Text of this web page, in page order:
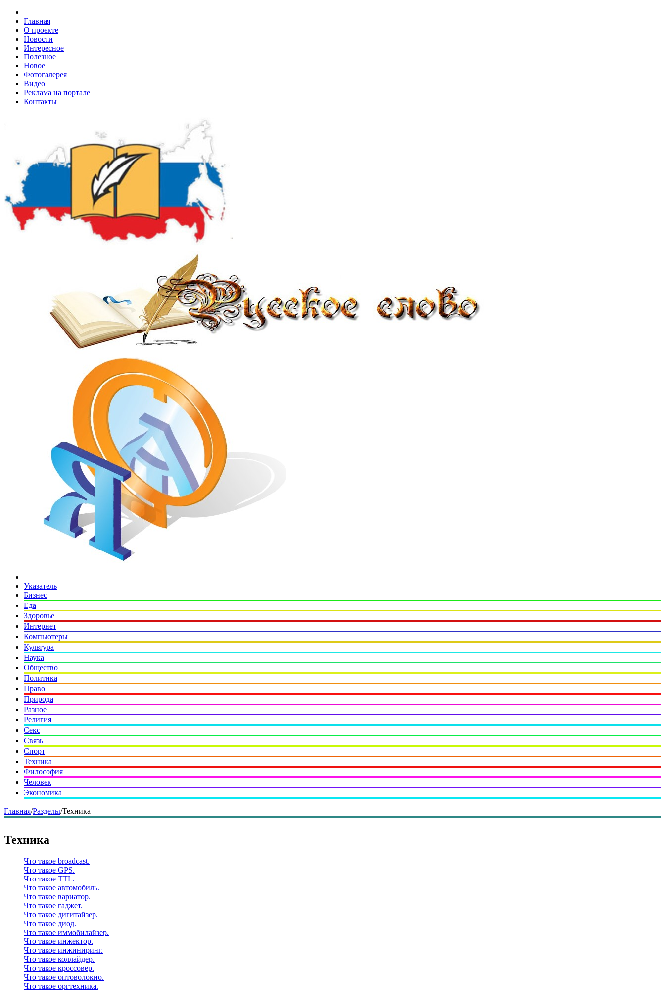
Главная
О проекте
Новости
Интересное
Полезное
Новое
Фотогалерея
Видео
Реклама на портале
Контакты
Указатель
Бизнес
Еда
Здоровье
Интернет
Компьютеры
Культура
Наука
Общество
Политика
Право
Природа
Разное
Религия
Секс
Связь
Спорт
Техника
Философия
Человек
Экономика
Главная/Разделы/Техника
Техника
Что такое broadcast.
Что такое GPS.
Что такое TTL.
Что такое автомобиль.
Что такое вариатор.
Что такое гаджет.
Что такое дигитайзер.
Что такое диод.
Что такое иммобилайзер.
Что такое инжектор.
Что такое инжиниринг.
Что такое коллайдер.
Что такое кроссовер.
Что такое оптоволокно.
Что такое оргтехника.